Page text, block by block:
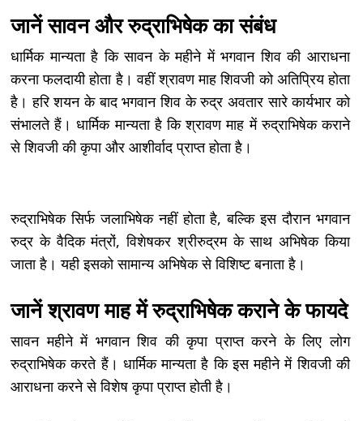
जानें सावन और रुद्राभिषेक का संबंध
धार्मिक मान्यता है कि सावन के महीने में भगवान शिव की आराधना
करना फलदायी होता है। वहीं श्रावण माह शिवजी को अतिप्रिय होता
है। हरि शयन के बाद भगवान शिव के रुद्र अवतार सारे कार्यभार को
संभालते हैं। धार्मिक मान्यता है कि श्रावण माह में रुद्राभिषेक कराने
से शिवजी की कृपा और आशीर्वाद प्राप्त होता है।
रुद्राभिषेक सिर्फ जलाभिषेक नहीं होता है, बल्कि इस दौरान भगवान
रुद्र के वैदिक मंत्रों, विशेषकर श्रीरुद्रम के साथ अभिषेक किया
जाता है। यही इसको सामान्य अभिषेक से विशिष्ट बनाता है।
जानें श्रावण माह में रुद्राभिषेक कराने के फायदे
सावन महीने में भगवान शिव की कृपा प्राप्त करने के लिए लोग
रुद्राभिषेक करते हैं। धार्मिक मान्यता है कि इस महीने में शिवजी की
आराधना करने से विशेष कृपा प्राप्त होती है।